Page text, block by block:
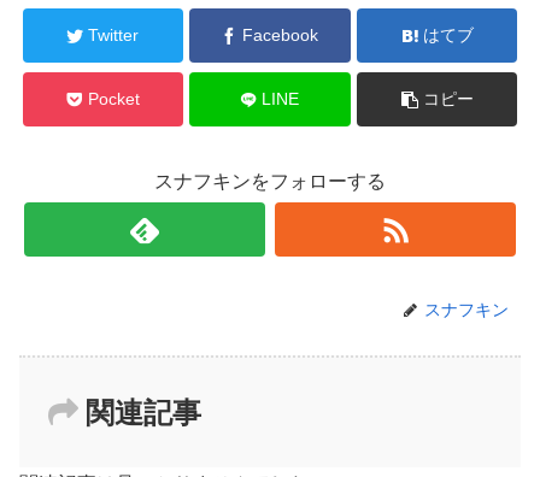
Twitter Facebook はてブ
Pocket LINE コピー
スナフキンをフォローする
スナフキン
関連記事